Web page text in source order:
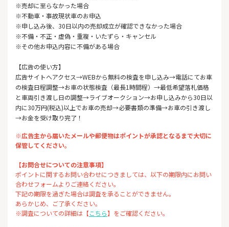
※売却に至らなかった場合
※不動車・事故現状車のお申込
※申し込み後、30日以内の売却成立が確認できなかった場合
※不備・不正・虚偽・重複・いたずら・キャンセル
※その他お申込内容に不備がある場合
【広告の使い方】
広告サイトへアクセス→WEBから無料の検査を申し込み→電話にてお車
の検査日程調整→お車の状態検査（最長1時間程）→最低希望落札価格
と車両引き渡し日の調整→ライブオークション→お申し込みから30日以
内に30万円(税込)以上でお車の売却→必要書類の準備→お車の引き渡し
→お金を受け取り完了！
※広告主から届いたメールや郵便物はポイントが承認となるまで大切に
保管してください。
【お問合せについての注意事項】
ポイントに関するお問い合わせにつきましては、以下の期限内にお問い
合わせフォームよりご連絡ください。
下記の期限を過ぎた場合は調査を承ることができません。
あらかじめ、ご了承ください。
※調査についての詳細は【こちら】をご確認ください。